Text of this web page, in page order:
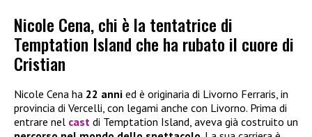
Nicole Cena, chi è la tentatrice di
Temptation Island che ha rubato il cuore di
Cristian
Nicole Cena ha 22 anni ed è originaria di Livorno Ferraris, in
provincia di Vercelli, con legami anche con Livorno. Prima di
entrare nel cast di Temptation Island, aveva già costruito un